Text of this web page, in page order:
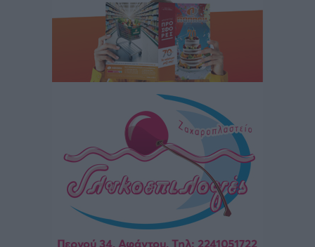
Μόνιμες θέσεις στους παιδικούς σταθμούς: Οι
προϋποθέσεις, η 24μηνη εμπειρία και οι προθεσμίες
για τους δήμους
πριν 3 ώρες
Δεύτερη πηγή εισοδήματος για τους επαγγελματίες
ψαράδες ο αλιευτικός τουρισμός
Μαρία Εκμεκτσίογλου: Η πίστη μου είναι το
μεγαλύτερο στήριγμα μου – Το προσκύνημα στην ιερά
Μονή Πανορμίτη
πριν 3 ώρες